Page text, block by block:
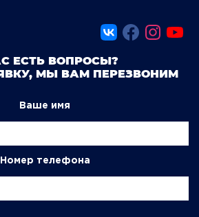
ЕСТЬ ВОПРОСЫ?
МЫ ВАМ ПЕРЕЗВОНИМ
Ваше имя
Номер телефона